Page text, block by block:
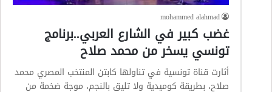
mohammed alahmad
غضب كبير في الشارع العربي..برنامج
تونسي يسخر من محمد صلاح
أثارت قناة تونسية في تناولها كابتن المنتخب المصري محمد
صلاح، بطريقة كوميدية ولا تليق بالنجم، موجة ضخمة من